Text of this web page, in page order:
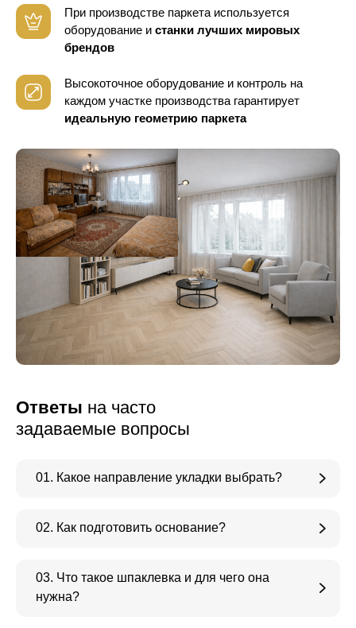
При производстве паркета используется
оборудование и станки лучших мировых
брендов
Высокоточное оборудование и контроль на
каждом участке производства гарантирует
идеальную геометрию паркета
Ответы на часто
задаваемые вопросы
01. Какое направление укладки выбрать?
02. Как подготовить основание?
03. Что такое шпаклевка и для чего она
нужна?